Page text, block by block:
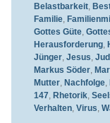
Belastbarkeit,
Familie,
Gottes Güte,
Herausforderung,
Jünger, Jesus
Markus Söder,
Mutter, Nachfolge,
147 Rhetorik,
Verhalten, Virus